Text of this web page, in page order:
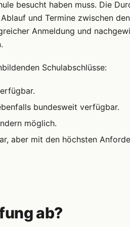
besucht haben muss. Die
und Termine zwischen
Anmeldung und
Schulabschlüsse:
bundesweit verfügbar.
möglich.
aber mit den höchsten
ab?